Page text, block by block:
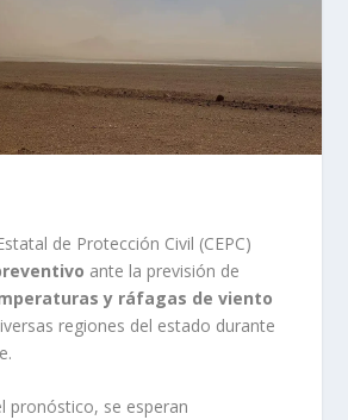
de Protección Civil (CEPC)
ante la previsión de
y ráfagas de viento
regiones del estado durante
pronóstico, se esperan